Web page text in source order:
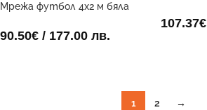
Мрежа футбол 4х2 м бяла
90.50€ / 177.00 лв.
107.37€
1 2 →